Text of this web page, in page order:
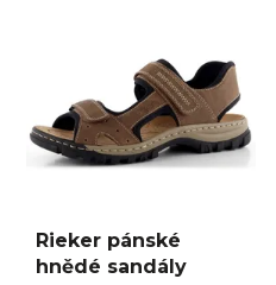
Rieker pánské
hnědé sandály